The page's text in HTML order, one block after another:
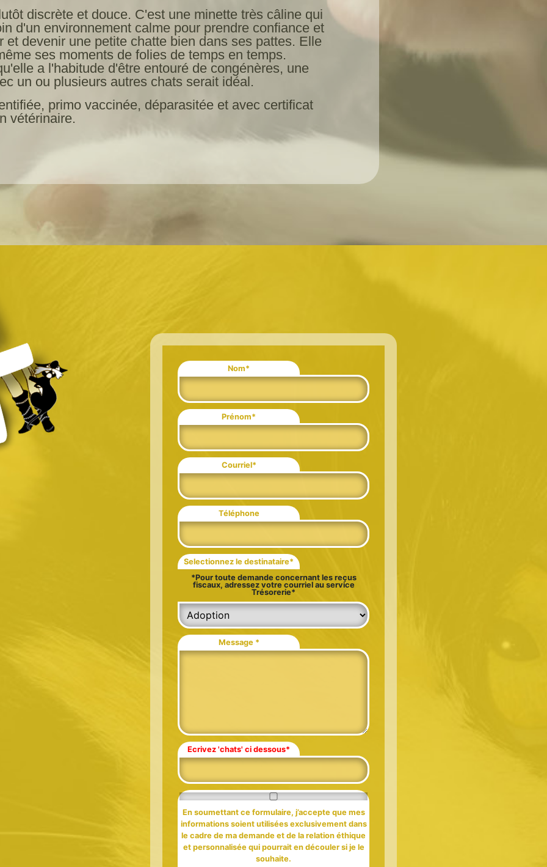
discrète et douce. C'est une minette très câline qui
d'un environnement calme pour prendre confiance et
et devenir une petite chatte bien dans ses pattes. Elle
ses moments de folies de temps en temps.
a l'habitude d'être entouré de congénères, une
un ou plusieurs autres chats serait idéal.
primo vaccinée, déparasitée et avec certificat
vétérinaire.
Nom*
Prénom*
Courriel*
Téléphone
Selectionnez le destinataire*
*Pour toute demande concernant les reçus
fiscaux, adressez votre courriel au service
Trésorerie*
Message *
Ecrivez 'chats' ci dessous*
En soumettant ce formulaire, j’accepte que mes
informations soient utilisées exclusivement dans
le cadre de ma demande et de la relation éthique
et personnalisée qui pourrait en découler si je le
souhaite.